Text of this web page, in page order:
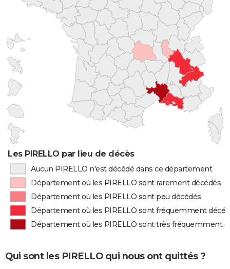
Les PIRELLO par lieu de décès
Aucun PIRELLO n'est décédé dans ce département
Département où les PIRELLO sont rarement décédés
Département où les PIRELLO sont peu décédés
Département où les PIRELLO sont fréquemment
Département où les PIRELLO sont très fréquemment
Qui sont les PIRELLO qui nous ont quittés ?